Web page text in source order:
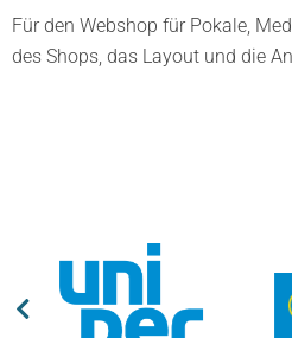
Für den Webshop für Pokale,
des Shops, das Layout und die